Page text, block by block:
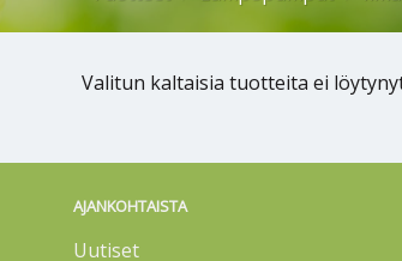
Valitun kaltaisia tuotteita ei
AJANKOHTAISTA
Uutiset